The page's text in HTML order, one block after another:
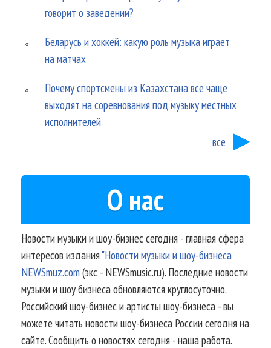
говорит о заведении?
Беларусь и хоккей: какую роль музыка играет
на матчах
Почему спортсмены из Казахстана все чаще
выходят на соревнования под музыку местных
исполнителей
все
О нас
Новости музыки и шоу-бизнес сегодня - главная сфера
интересов издания"Новости музыки и шоу-бизнеса
NEWSmuz.com(экс - NEWSmusic.ru). Последние новости
музыки и шоу бизнеса обновляются круглосуточно.
Российский шоу-бизнес и артисты шоу-бизнеса - вы
можете читать новости шоу-бизнеса России сегодня на
сайте. Сообщить о новостях сегодня - наша работа.